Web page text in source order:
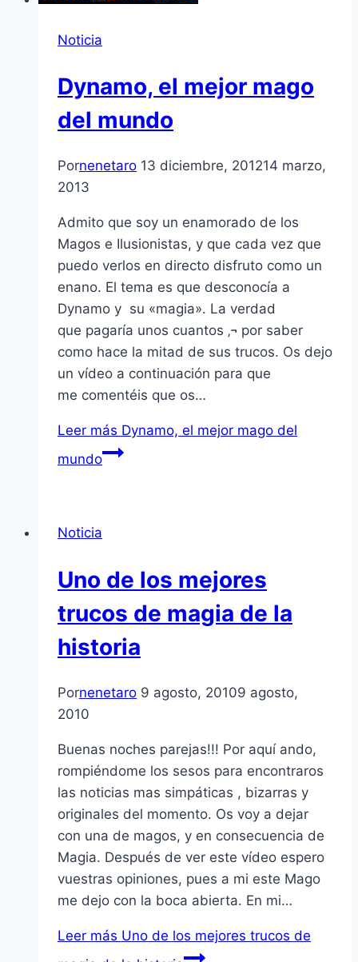
Noticia
Dynamo, el mejor mago
del mundo
Pornenetaro 13 diciembre, 201214 marzo,
2013
Admito que soy un enamorado de los
Magos e Ilusionistas, y que cada vez que
puedo verlos en directo disfruto como un
enano. El tema es que desconocí­a a
Dynamo y su «magia». La verdad
que pagarí­a unos cuantos ‚¬ por saber
como hace la mitad de sus trucos. Os dejo
un ví­deo a continuación para que
me comentéis que os…
Leer más Dynamo, el mejor mago del
mundo
Noticia
Uno de los mejores
trucos de magia de la
historia
Pornenetaro 9 agosto, 20109 agosto,
2010
Buenas noches parejas!!! Por aquí­ ando,
rompiéndome los sesos para encontraros
las noticias mas simpáticas , bizarras y
originales del momento. Os voy a dejar
con una de magos, y en consecuencia de
Magia. Después de ver este ví­deo espero
vuestras opiniones, pues a mi este Mago
me dejo con la boca abierta. En mi…
Leer más Uno de los mejores trucos de